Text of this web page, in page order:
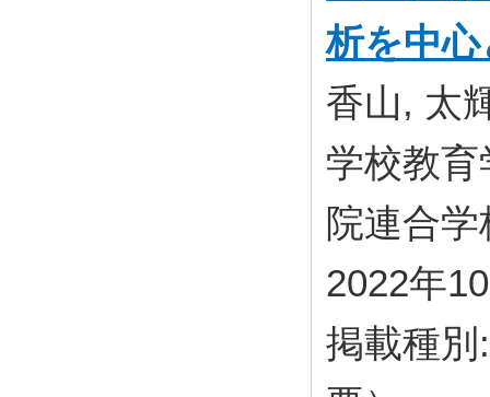
析を中
香山, 太
学校教
院連合
2022年
掲載種